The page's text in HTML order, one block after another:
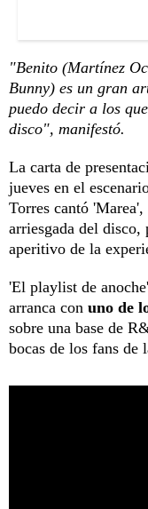
"Benito (Martínez
Bunny) es un gran
puedo decir a los
disco", manifestó.
La carta de
jueves en el
Torres cantó 'Marea',
arriesgada del disco,
aperitivo de la
'El playlist de
arranca con uno de
sobre una base de
bocas de los fans de